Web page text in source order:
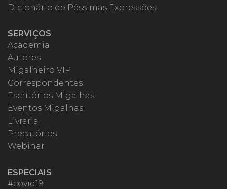
Dicionário de Péssimas Expressões
SERVIÇOS
Academia
Autores
Migalheiro VIP
Correspondentes
Escritórios Migalhas
Eventos Migalhas
Livraria
Precatórios
Webinar
ESPECIAIS
#covid19